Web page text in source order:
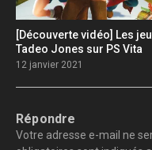
[Découverte vidéo] Les
Tadeo Jones sur PS Vita
12 janvier 2021
Répondre
Votre adresse e-mail ne